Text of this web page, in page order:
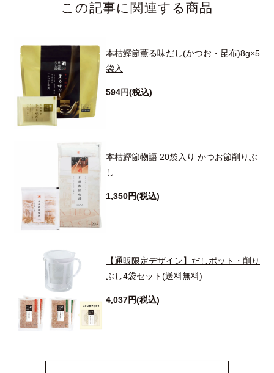
この記事に関連する商品
本枯鰹節薫る味だし(かつお・昆布)8g×5
袋入
594円(税込)
本枯鰹節物語 20袋入り かつお節削りぶ
し
1,350円(税込)
【通販限定デザイン】だしポット・削り
ぶし4袋セット(送料無料)
4,037円(税込)